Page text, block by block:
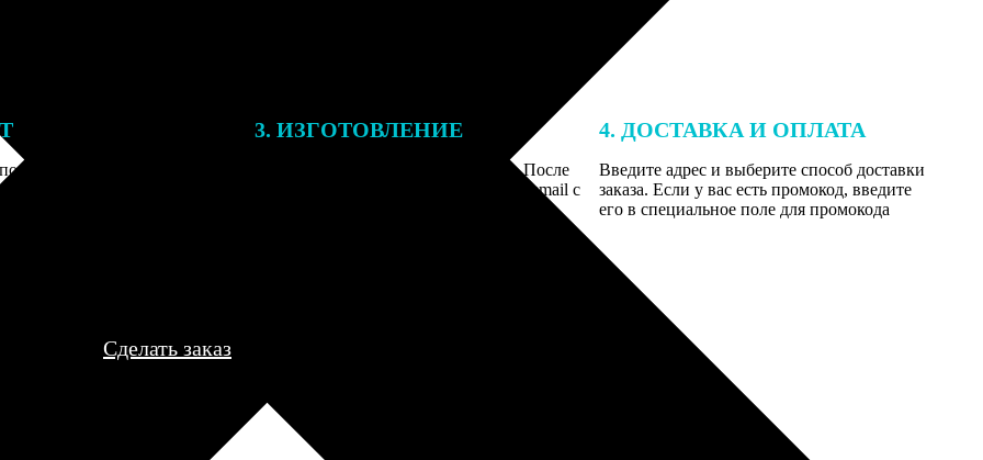
заказа к печати
могут связаться с Вами
телефону или email для
деталей.
3. ИЗГОТОВЛЕНИЕ
Оплатите заказ банковской картой. После
оплаты получите подтверждение на email с
описанием заказа. Когда отправим заказ
4. ДОСТАВКА И ОПЛАТА
Введите адрес и выберите способ доставки
заказа. Если у вас есть промокод, введите
его в специальное поле для промокода
Сделать заказ